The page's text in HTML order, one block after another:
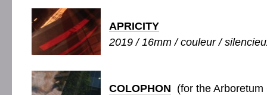
APRICITY
2019 / 16mm / couleur /
COLOPHON (for the Arboretum